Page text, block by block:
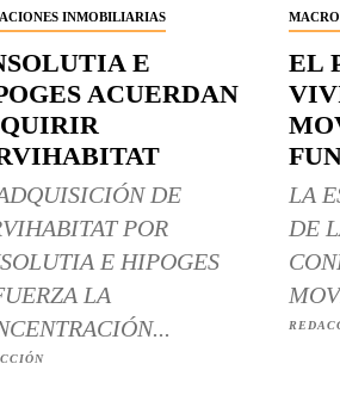
INMOBILIARIAS
E
ACUERDAN
DE
POR
E HIPOGES
LA
EL
LA
DE